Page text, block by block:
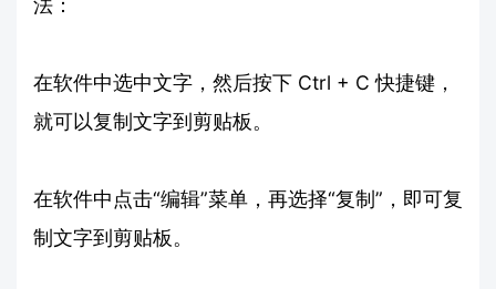
在软件中选中文字，然后按下 Ctrl + C 快捷键，
就可以复制文字到剪贴板。
在软件中点击“编辑”菜单，再选择“复制”，即可复
制文字到剪贴板。